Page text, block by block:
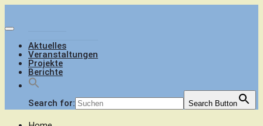
to
Menu
Aktuelles
Veranstaltungen
Projekte
Berichte
Search for: Search Button